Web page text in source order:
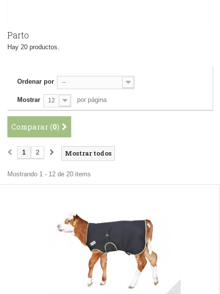
Parto
Hay 20 productos.
Ordenar por --
Mostrar 12 por página
Comparar (0)
Mostrar todos
1 2
Mostrando 1 - 12 de 20 items